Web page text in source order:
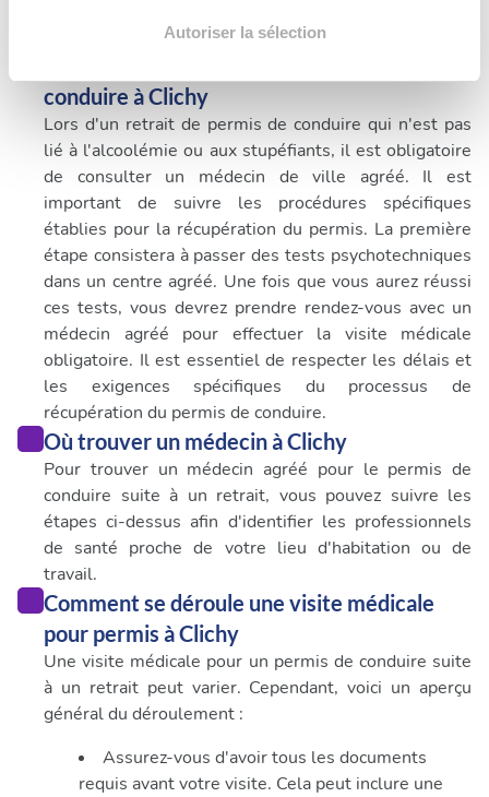
déclaration sur les cookies.
Les cookies nous permettent de personnaliser le contenu
et les annonces, d'offrir des fonctionnalités relatives aux
médias sociaux et d'analyser notre trafic. Nous
partageons également des informations sur l'utilisation de
notre site avec nos partenaires de médias sociaux, de
publicité et d'analyse, qui peuvent combiner celles-ci
avec d'autres informations que vous leur avez fournies
ou qu'ils ont collectées lors de votre utilisation de leurs
services.
Autoriser la sélection
conduire à Clichy
Lors d'un retrait de permis de conduire qui n'est pas
lié à l'alcoolémie ou aux stupéfiants, il est obligatoire
de consulter un médecin de ville agréé. Il est
important de suivre les procédures spécifiques
établies pour la récupération du permis. La première
étape consistera à passer des tests psychotechniques
dans un centre agréé. Une fois que vous aurez réussi
ces tests, vous devrez prendre rendez-vous avec un
médecin agréé pour effectuer la visite médicale
obligatoire. Il est essentiel de respecter les délais et
les exigences spécifiques du processus de
récupération du permis de conduire.
Où trouver un médecin à Clichy
Pour trouver un médecin agréé pour le permis de
conduire suite à un retrait, vous pouvez suivre les
étapes ci-dessus afin d'identifier les professionnels
de santé proche de votre lieu d'habitation ou de
travail.
Comment se déroule une visite médicale
pour permis à Clichy
Une visite médicale pour un permis de conduire suite
à un retrait peut varier. Cependant, voici un aperçu
général du déroulement :
Assurez-vous d'avoir tous les documents
requis avant votre visite. Cela peut inclure une